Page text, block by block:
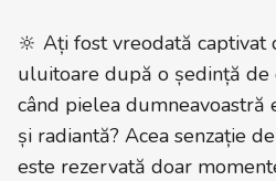
🔆 Ați fost vreodată captivat
uluitoare după o ședință
când pielea dumneavoastră
și radiantă? Acea senzație
este rezervată doar